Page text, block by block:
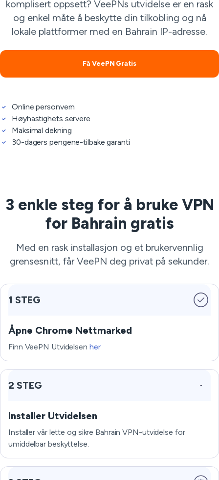
komplisert oppsett? VeePNs utvidelse er en rask
og enkel måte å beskytte din tilkobling og nå
lokale plattformer med en Bahrain IP-adresse.
Få VeePN Gratis
Online personvern
Høyhastighets servere
Maksimal dekning
30-dagers pengene-tilbake garanti
3 enkle steg for å bruke VPN
for Bahrain gratis
Med en rask installasjon og et brukervennlig
grensesnitt, får VeePN deg privat på sekunder.
1 STEG
Åpne Chrome Nettmarked
Finn VeePN Utvidelsen her
2 STEG
Installer Utvidelsen
Installer vår lette og sikre Bahrain VPN-utvidelse for
umiddelbar beskyttelse.